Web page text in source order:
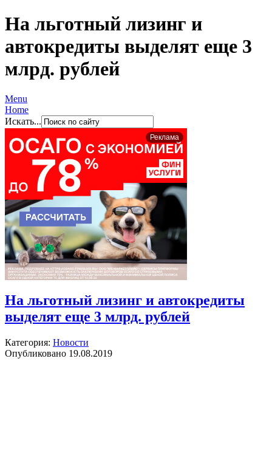
На льготный лизинг и
автокредиты выделят еще 3
млрд. рублей
Menu
Home
Искать...
Реклама
На льготный лизинг и автокредиты
выделят еще 3 млрд. рублей
Категория: Новости
Опубликовано 19.08.2019